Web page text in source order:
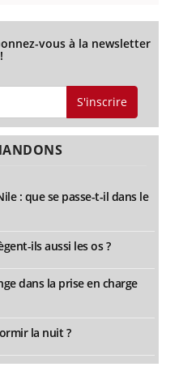
vous à la newsletter
!
S'inscrire
: que se passe-t-il dans le
ils aussi les os ?
dans la prise en charge
la nuit ?